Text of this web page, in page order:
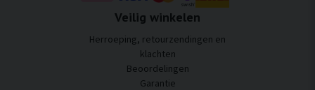
Veilig winkelen
Herroeping, retourzendingen en
klachten
Beoordelingen
Garantie